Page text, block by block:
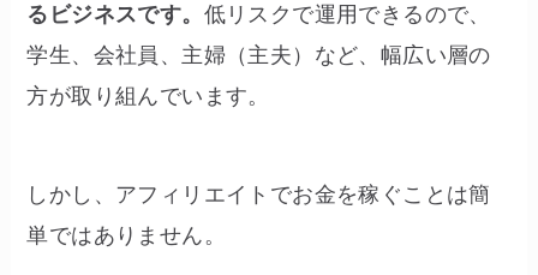
るビジネスです。 低リスクで運用できるので、
学生、会社員、主婦（主夫）など、幅広い層の
方が取り組んでいます。
しかし、アフィリエイトでお金を稼ぐことは簡
単ではありません。